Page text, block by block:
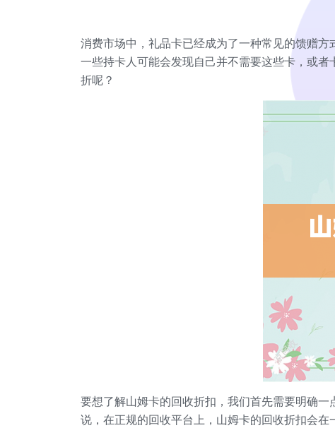
消费市场中，礼品卡已经成为了一种常见的馈赠
一些持卡人可能会发现自己并不需要这些卡，或
折呢？
要想了解山姆卡的回收折扣，我们首先需要明确
说，在正规的回收平台上，山姆卡的回收折扣会在